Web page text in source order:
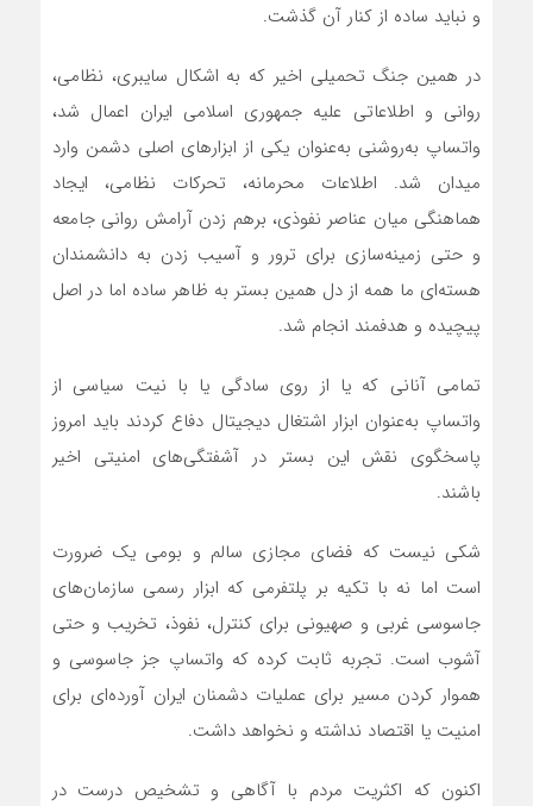
و نباید ساده از کنار آن گذشت.
در همین جنگ تحمیلی اخیر که به اشکال سایبری، نظامی،
روانی و اطلاعاتی علیه جمهوری اسلامی ایران اعمال شد،
واتساپ به‌روشنی به‌عنوان یکی از ابزارهای اصلی دشمن وارد
میدان شد. اطلاعات محرمانه، تحرکات نظامی، ایجاد
هماهنگی میان عناصر نفوذی، برهم زدن آرامش روانی جامعه
و حتی زمینه‌سازی برای ترور و آسیب زدن به دانشمندان
هسته‌ای ما همه از دل همین بستر به ظاهر ساده اما در اصل
پیچیده و هدفمند انجام شد.
تمامی آنانی که یا از روی سادگی یا با نیت سیاسی از
واتساپ به‌عنوان ابزار اشتغال دیجیتال دفاع کردند باید امروز
پاسخگوی نقش این بستر در آشفتگی‌های امنیتی اخیر
باشند.
شکی نیست که فضای مجازی سالم و بومی یک ضرورت
است اما نه با تکیه بر پلتفرمی که ابزار رسمی سازمان‌های
جاسوسی غربی و صهیونی برای کنترل، نفوذ، تخریب و حتی
آشوب است. تجربه ثابت کرده که واتساپ جز جاسوسی و
هموار کردن مسیر برای عملیات دشمنان ایران آورده‌ای برای
امنیت یا اقتصاد نداشته و نخواهد داشت.
اکنون که اکثریت مردم با آگاهی و تشخیص درست در